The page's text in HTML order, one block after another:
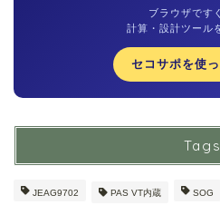
ブラウザです
計算・設計ツール
セコサポを使
Tags
JEAG9702 PAS VT内蔵 SOG